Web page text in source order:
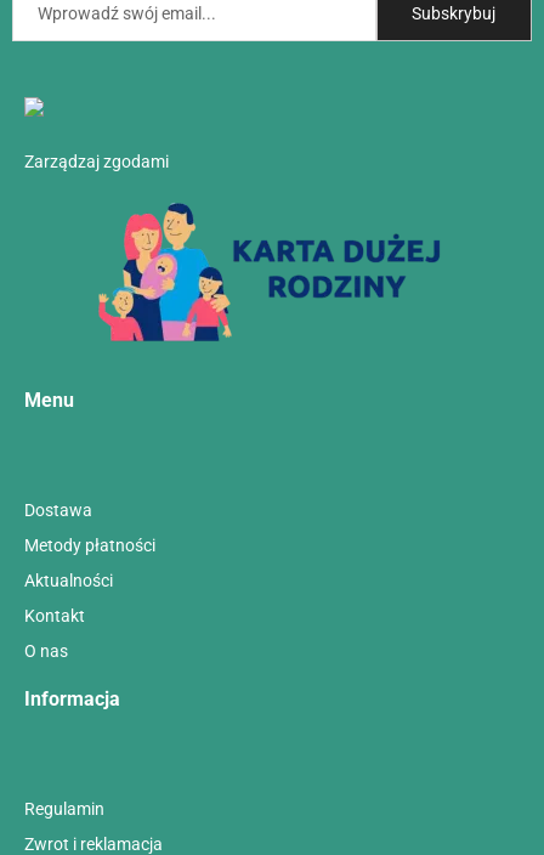
Zarządzaj zgodami
Menu
Dostawa
Metody płatności
Aktualności
Kontakt
O nas
Informacja
Regulamin
Zwrot i reklamacja